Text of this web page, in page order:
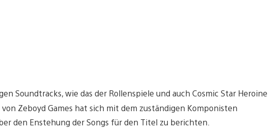
Soundtracks, wie das der Rollenspiele und auch Cosmic Star Heroine
Zeboyd Games hat sich mit dem zuständigen Komponisten
den Enstehung der Songs für den Titel zu berichten.